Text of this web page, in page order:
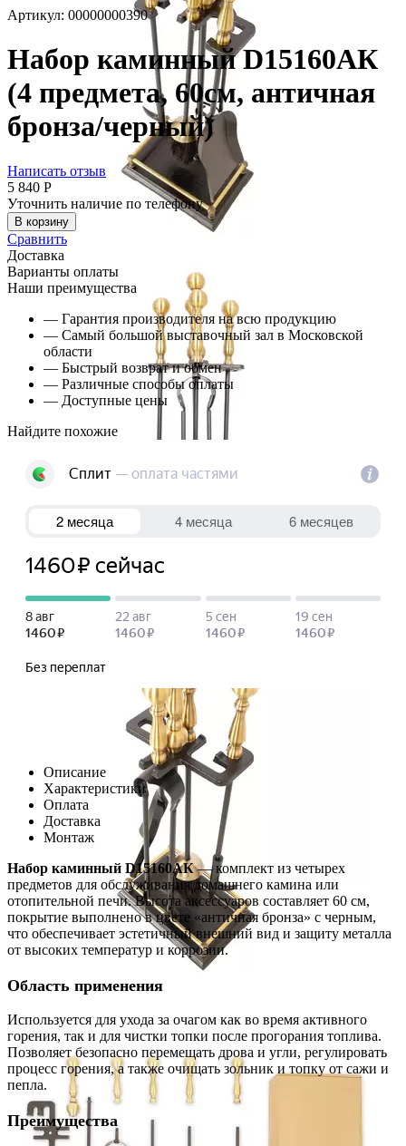
Артикул: 00000000390
Набор каминный D15160АК
(4 предмета, 60см, античная
бронза/черный)
Написать отзыв
5 840 Р
Уточнить наличие по телефону
В корзину
Сравнить
Доставка
Варианты оплаты
Наши преимущества
— Гарантия производителя на всю продукцию
— Самый большой выставочный зал в Московской
области
— Быстрый возврат и обмен
— Различные способы оплаты
— Доступные цены
Найдите похожие
Описание
Характеристики
Оплата
Доставка
Монтаж
Набор каминный D15160АК— комплект из четырех
предметов для обслуживания домашнего камина или
отопительной печи. Высота аксессуаров составляет 60 см,
покрытие выполнено в цвете «античная бронза» с черным,
что обеспечивает эстетичный внешний вид и защиту металла
от высоких температур и коррозии.
Область применения
Используется для ухода за очагом как во время активного
горения, так и для чистки топки после прогорания топлива.
Позволяет безопасно перемещать дрова и угли, регулировать
процесс горения, а также очищать зольник и топку от сажи и
пепла.
Преимущества